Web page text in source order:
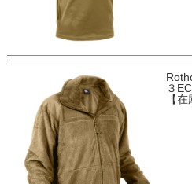
３
【